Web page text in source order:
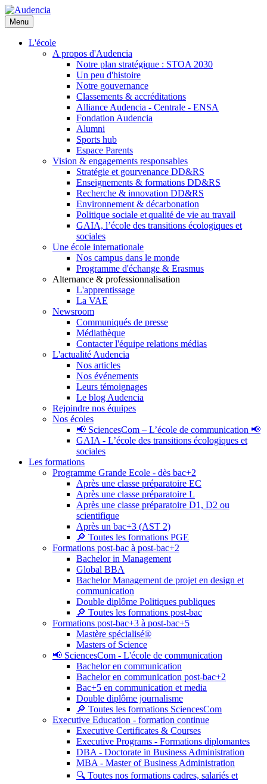
Aller
au
contenu
principal
Menu
L'école
A propos d'Audencia
Notre plan stratégique : STOA 2030
Un peu d'histoire
Notre gouvernance
Classements & accréditations
Alliance Audencia - Centrale - ENSA
Fondation Audencia
Alumni
Sports hub
Espace Parents
Vision & engagements responsables
Stratégie et gourvenance DD&RS
Enseignements & formations DD&RS
Recherche & innovation DD&RS
Environnement & décarbonation
Politique sociale et qualité de vie au travail
GAIA, l’école des transitions écologiques et
sociales
Une école internationale
Nos campus dans le monde
Programme d'échange & Erasmus
Alternance & professionnalisation
L'apprentissage
La VAE
Newsroom
Communiqués de presse
Médiathèque
Contacter l'équipe relations médias
L'actualité Audencia
Nos articles
Nos événements
Leurs témoignages
Le blog Audencia
Rejoindre nos équipes
Nos écoles
📢 SciencesCom – L’école de communication 📢
GAIA - L’école des transitions écologiques et
sociales
Les formations
Programme Grande Ecole - dès bac+2
Après une classe préparatoire EC
Après une classe préparatoire L
Après une classe préparatoire D1, D2 ou
scientifique
Après un bac+3 (AST 2)
🔎 Toutes les formations PGE
Formations post-bac à post-bac+2
Bachelor in Management
Global BBA
Bachelor Management de projet en design et
communication
Double diplôme Politiques publiques
🔎 Toutes les formations post-bac
Formations post-bac+3 à post-bac+5
Mastère spécialisé®
Masters of Science
📢 SciencesCom - L'école de communication
Bachelor en communication
Bachelor en communication post-bac+2
Bac+5 en communication et media
Double diplôme journalisme
🔎 Toutes les formations SciencesCom
Executive Education - formation continue
Executive Certificates & Courses
Executive Programs - Formations diplomantes
DBA - Doctorate in Business Administration
MBA - Master of Business Administration
🔍 Toutes nos formations cadres, salariés et